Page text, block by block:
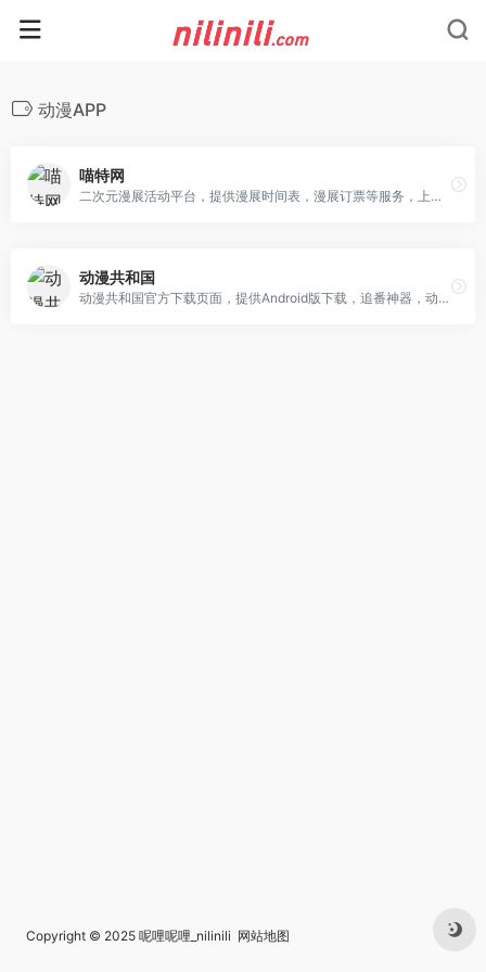
动漫APP
喵特网
二次元漫展活动平台，提供漫展时间表，漫展订票等服务，上海漫展，广州漫展，北京漫展等各大城市漫展服务信息，玩漫展，上喵特！
动漫共和国
动漫共和国官方下载页面，提供Android版下载，追番神器，动漫爱好者的必备应用。更新快内容新，追番人的首选平台。
Copyright © 2025 呢哩呢哩_nilinili 网站地图